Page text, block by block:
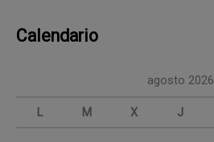
Calendario
agosto 2026
L M X J